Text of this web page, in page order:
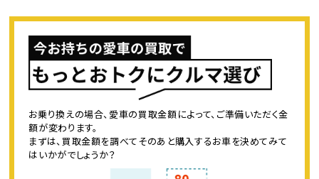
お乗り換えの場合、愛車の買取金額によって、ご準備いただく金
額が変わります。
まずは、買取金額を調べてそのあと購入するお車を決めてみて
はいかがでしょうか？